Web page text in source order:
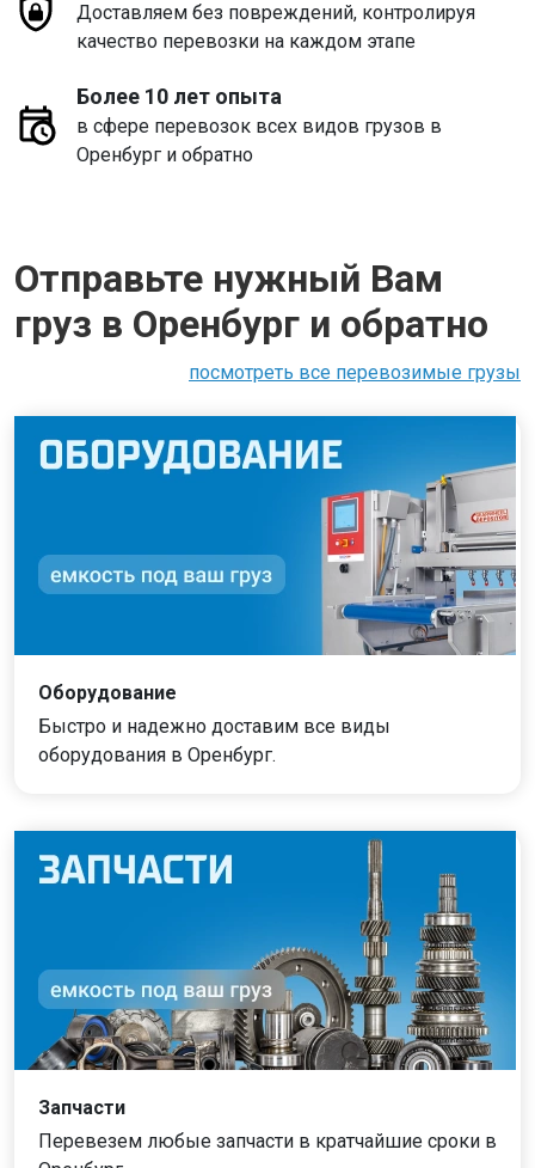
Доставляем без повреждений, контролируя
качество перевозки на каждом этапе
Более 10 лет опыта
в сфере перевозок всех видов грузов в
Оренбург и обратно
Отправьте нужный Вам
груз в Оренбург и обратно
посмотреть все перевозимые грузы
Оборудование
Быстро и надежно доставим все виды
оборудования в Оренбург.
Запчасти
Перевезем любые запчасти в кратчайшие сроки в